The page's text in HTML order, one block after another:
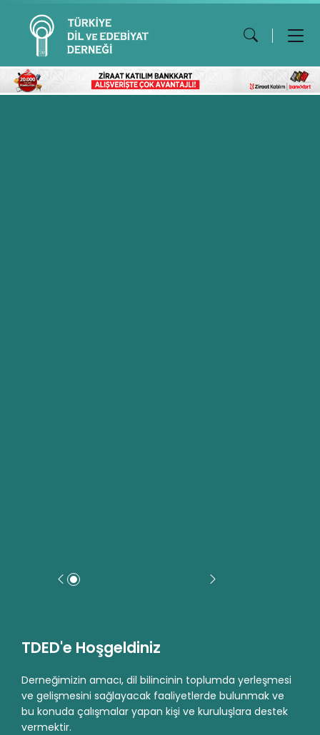
TDED'e Hoşgeldiniz
Derneğimizin amacı, dil bilincinin toplumda yerleşmesi
ve gelişmesini sağlayacak faaliyetlerde bulunmak ve
bu konuda çalışmalar yapan kişi ve kuruluşlara destek
vermektir.